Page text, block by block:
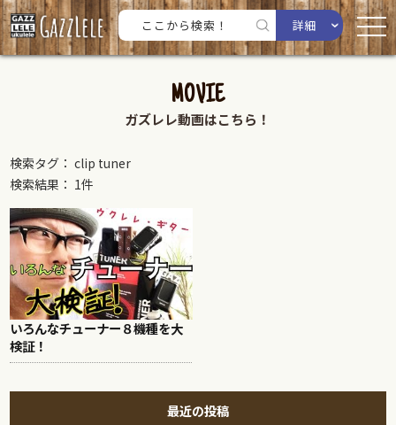
詳細
MOVIE
ガズレレ動画はこちら！
検索タグ： clip tuner
検索結果： 1件
いろんなチューナー８機種を大
検証！
最近の投稿